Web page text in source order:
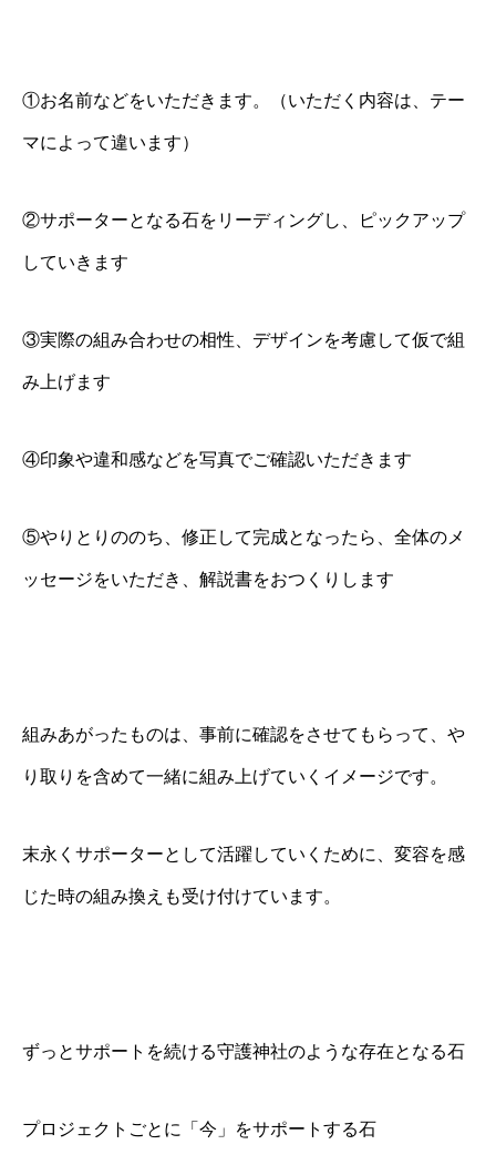
①お名前などをいただきます。（いただく内容は、テー
マによって違います）
②サポーターとなる石をリーディングし、ピックアップ
していきます
③実際の組み合わせの相性、デザインを考慮して仮で組
み上げます
④印象や違和感などを写真でご確認いただきます
⑤やりとりののち、修正して完成となったら、全体のメ
ッセージをいただき、解説書をおつくりします
組みあがったものは、事前に確認をさせてもらって、や
り取りを含めて一緒に組み上げていくイメージです。
末永くサポーターとして活躍していくために、変容を感
じた時の組み換えも受け付けています。
ずっとサポートを続ける守護神社のような存在となる石
プロジェクトごとに「今」をサポートする石